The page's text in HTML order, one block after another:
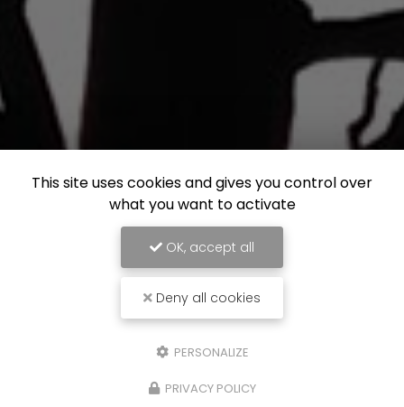
This site uses cookies and gives you control over
what you want to activate
OK, accept all
Deny all cookies
PERSONALIZE
PRIVACY POLICY